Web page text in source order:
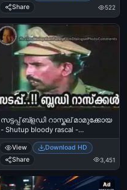
Share
522
സട്ടപ്പ് ബ്ളഡി റാസ്കല് മാമുക്കോയ
- Shutup bloody rascal -
Mamukkoya as Police
View
Download HD
Share
3,451
Ad